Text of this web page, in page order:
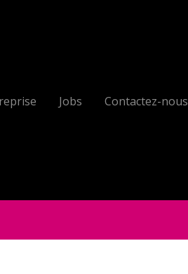
Jobs Contactez-nous